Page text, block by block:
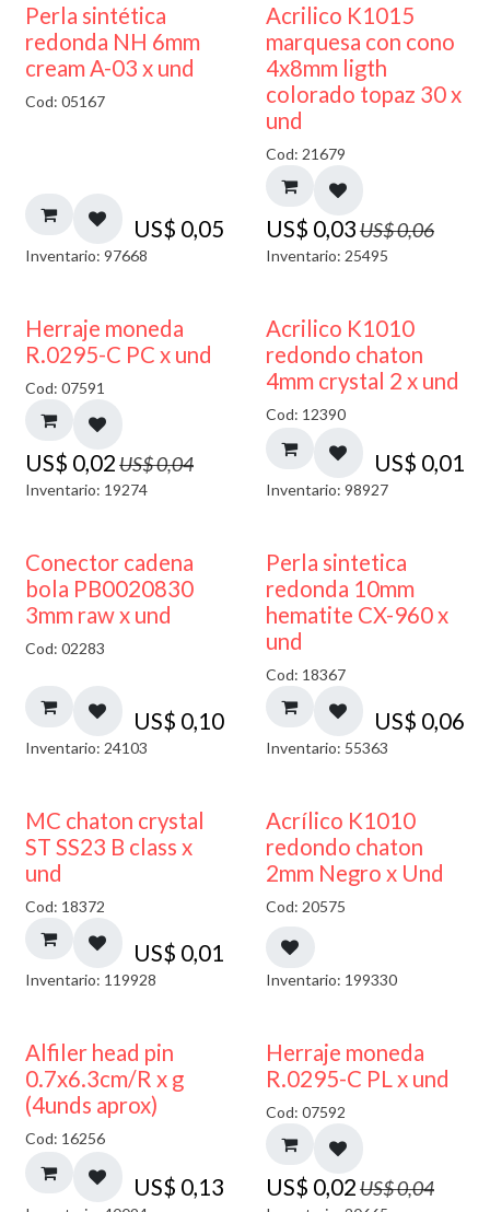
Perla sintética
redonda NH 6mm
cream A-03 x und
Cod: 05167
US$ 0,05
Inventario: 97668
50% DESCUENTO
Acrilico K1015
marquesa con cono
4x8mm ligth
colorado topaz 30 x
und
Cod: 21679
US$ 0,03US$0,06
Inventario: 25495
50% DESCUENTO
Herraje moneda
R.0295-C PC x und
Cod: 07591
US$ 0,02US$0,04
Inventario: 19274
50% DESCUENTO
Acrilico K1010
redondo chaton
4mm crystal 2 x und
Cod: 12390
US$ 0,01
Inventario: 98927
Conector cadena
bola PB0020830
3mm raw x und
Cod: 02283
US$ 0,10
Inventario: 24103
Perla sintetica
redonda 10mm
hematite CX-960 x
und
Cod: 18367
US$ 0,06
Inventario: 55363
MC chaton crystal
ST SS23 B class x
und
Cod: 18372
US$ 0,01
Inventario: 119928
50% DESCUENTO
Acrílico K1010
redondo chaton
2mm Negro x Und
Cod: 20575
Inventario: 199330
Alfiler head pin
0.7x6.3cm/R x g
(4unds aprox)
Cod: 16256
US$ 0,13
50% DESCUENTO
Herraje moneda
R.0295-C PL x und
Cod: 07592
US$ 0,02US$0,04